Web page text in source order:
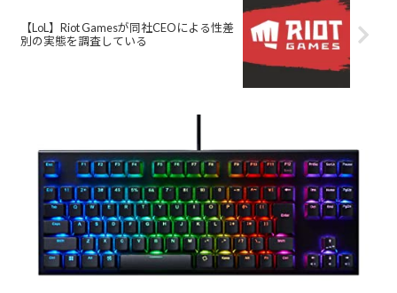
【LoL】Riot Gamesが同社CEOによる性差
別の実態を調査している